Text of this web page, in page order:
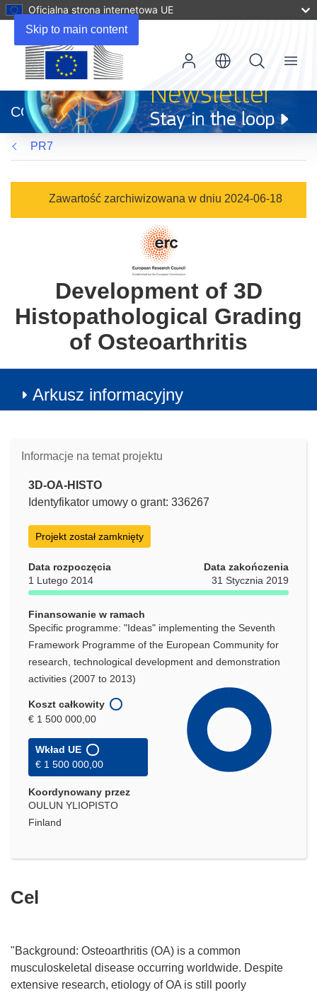
Skip to main content
Oficjalna strona internetowa UE
otworzy
się
w
nowym
oknie)
CORDIS
Menu
PR7
Zawartość zarchiwizowana w dniu 2024-06-18
Development of 3D
Histopathological Grading
of Osteoarthritis
Arkusz informacyjny
Informacje na temat projektu
3D-OA-HISTO
Identyfikator umowy o grant: 336267
Projekt został zamknięty
Data rozpoczęcia
1 Lutego 2014
Data zakończenia
31 Stycznia 2019
Finansowanie w ramach
Specific programme: "Ideas" implementing the Seventh
Framework Programme of the European Community for
research, technological development and demonstration
activities (2007 to 2013)
Koszt całkowity
€ 1 500 000,00
Wkład UE
€ 1 500 000,00
Koordynowany przez
OULUN YLIOPISTO
Finland
Cel
"Background: Osteoarthritis (OA) is a common
musculoskeletal disease occurring worldwide. Despite
extensive research, etiology of OA is still poorly